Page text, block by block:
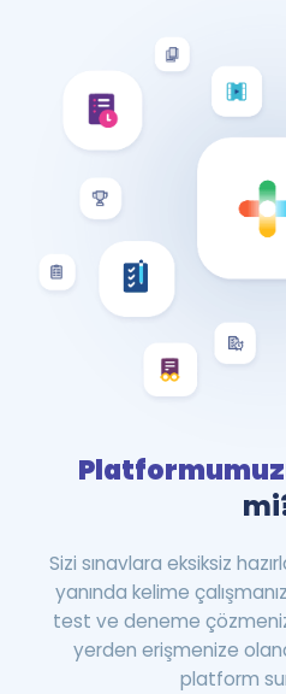
Sizi sınavlara eksiksiz
yanında kelime
test ve deneme
yerden erişmenize
platform